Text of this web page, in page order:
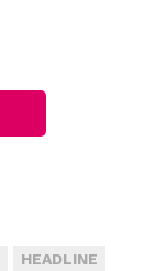
HEADLINE